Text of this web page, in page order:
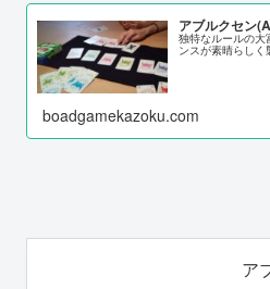
アブルクセン
独特なルールの大
ンスが素晴らしく
boadgamekazoku.com
ア